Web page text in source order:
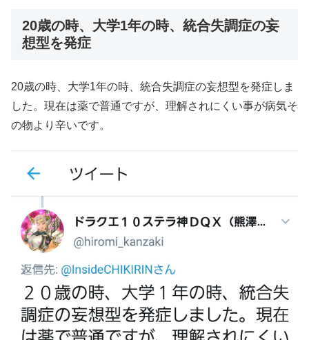
20歳の時、大学1年の時、統合失調症の妄
想型を発症
20歳の時、大学1年の時、統合失調症の妄想型を発症しま
した。現在は薬で普通ですが、理解されにくい事が病気そ
の物より辛いです。